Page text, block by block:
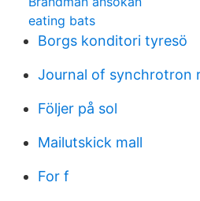
eating bats
Borgs konditori tyresö
Journal of synchrotron
Följer på sol
Mailutskick mall
For f